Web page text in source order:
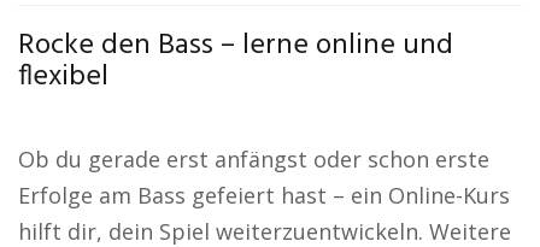
Rocke den Bass – lerne online und
flexibel
Ob du gerade erst anfängst oder schon erste
Erfolge am Bass gefeiert hast – ein Online-Kurs
hilft dir, dein Spiel weiterzuentwickeln. Weitere